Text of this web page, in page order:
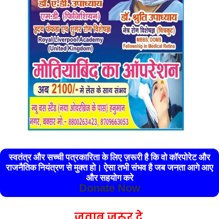
स्वतंत्र और सच्ची पत्रकारिता के लिए ज़रूरी है कि वो कॉरपोरेट और
राजनैतिक नियंत्रण से मुक्त हो। ऐसा तभी संभव है जब जनता आगे आए
और सहयोग करे
Donate Now